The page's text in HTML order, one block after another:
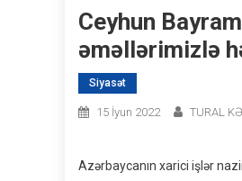
Ceyhun
əməllərimizlə
Siyasət
15 İyun 2022 TURAL
Azərbaycanın xarici işlər